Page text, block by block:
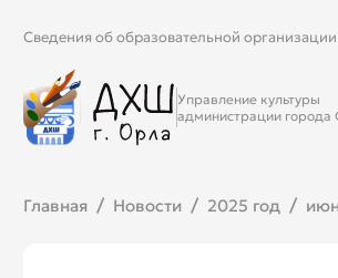
Сведения об образовательной организации
Управление культуры
администрации города
Главная Новости 2025 год